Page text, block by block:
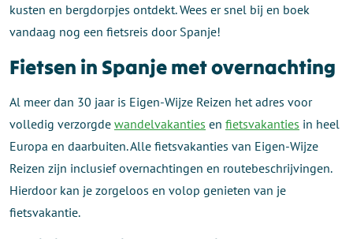
kusten en bergdorpjes ontdekt. Wees er snel bij en boek
vandaag nog een fietsreis door Spanje!
Fietsen in Spanje met overnachting
Al meer dan 30 jaar is Eigen-Wijze Reizen het adres voor
volledig verzorgde wandelvakanties en fietsvakanties in heel
Europa en daarbuiten. Alle fietsvakanties van Eigen-Wijze
Reizen zijn inclusief overnachtingen en routebeschrijvingen.
Hierdoor kan je zorgeloos en volop genieten van je
fietsvakantie.